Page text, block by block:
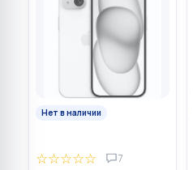
Нет в наличии
☆☆☆☆☆ 7